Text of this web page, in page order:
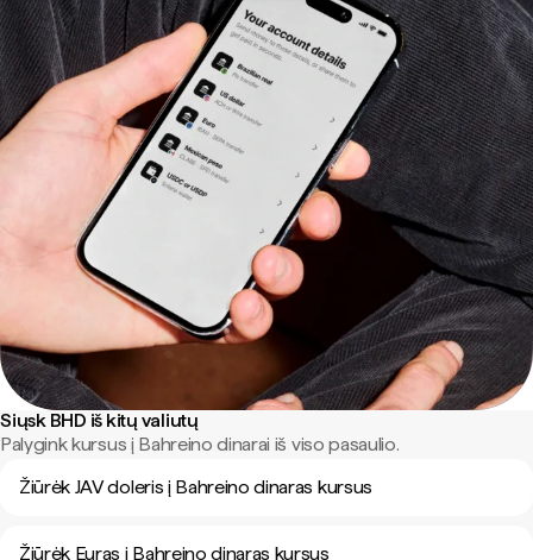
Siųsk BHD iš kitų valiutų
Palygink kursus į Bahreino dinarai iš viso pasaulio.
Žiūrėk JAV doleris į Bahreino dinaras kursus
Žiūrėk Euras į Bahreino dinaras kursus